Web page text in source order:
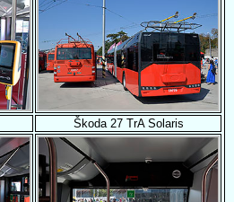
Škoda 27 TrA Solaris